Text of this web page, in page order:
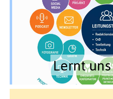
Lernt